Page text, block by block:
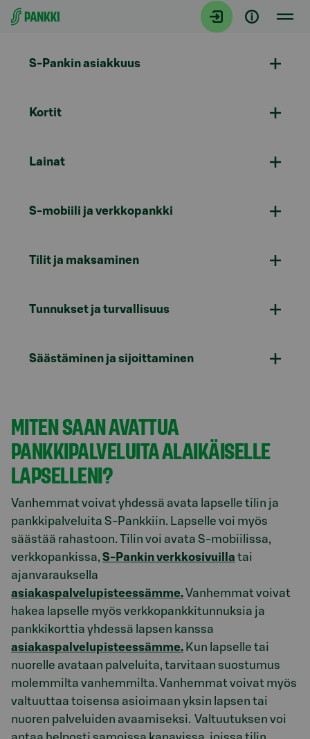
Siirry suoraan sisältöön
S-Pankin asiakkuus
Kortit
Lainat
S-mobiili ja verkkopankki
Tilit ja maksaminen
Tunnukset ja turvallisuus
Säästäminen ja sijoittaminen
MITEN SAAN AVATTUA
PANKKIPALVELUITA ALAIKÄISELLE
LAPSELLENI?
Vanhemmat voivat yhdessä avata lapselle tilin ja
pankkipalveluita S-Pankkiin. Lapselle voi myös
säästää rahastoon. Tilin voi avata S-mobiilissa,
verkkopankissa, S-Pankin verkkosivuilla tai
ajanvarauksella
asiakaspalvelupisteessämme.Vanhemmat voivat
hakea lapselle myös verkkopankkitunnuksia ja
pankkikorttia yhdessä lapsen kanssa
asiakaspalvelupisteessämme. Kun lapselle tai
nuorelle avataan palveluita, tarvitaan suostumus
molemmilta vanhemmilta. Vanhemmat voivat myös
valtuuttaa toisensa asioimaan yksin lapsen tai
nuoren palveluiden avaamiseksi. Valtuutuksen voi